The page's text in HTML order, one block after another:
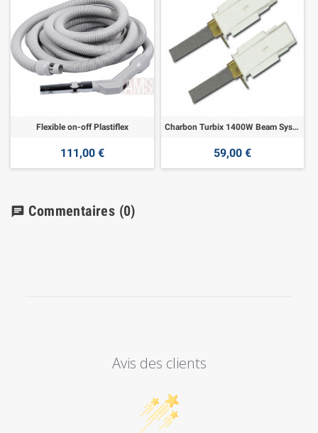
Flexible on-off Plastiflex
111,00 €
Charbon Turbix 1400W Beam System
59,00 €
chat Commentaires (0)
Avis des clients